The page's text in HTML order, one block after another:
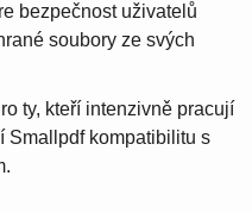
bezpečnost uživatelů
soubory ze svých
ty, kteří intenzivně pracují
Smallpdf kompatibilitu s